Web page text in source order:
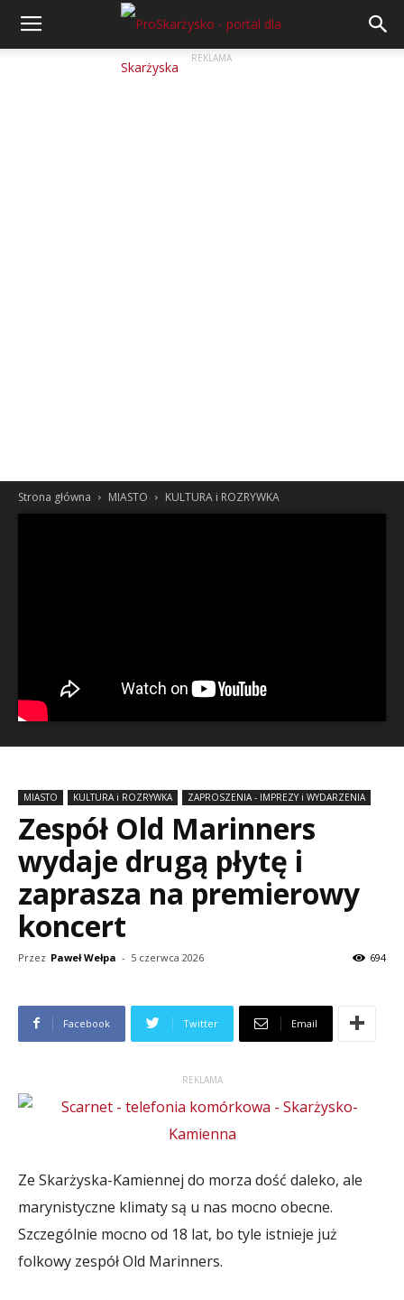
REKLAMA
Strona główna MIASTO KULTURA i ROZRYWKA
MIASTO KULTURA i ROZRYWKA ZAPROSZENIA - IMPREZY i WYDARZENIA
Zespół Old Marinners
wydaje drugą płytę i
zaprasza na premierowy
koncert
Przez Paweł Wełpa - 5 czerwca 2026 694
Facebook Twitter Email
REKLAMA
Ze Skarżyska-Kamiennej do morza dość daleko, ale
marynistyczne klimaty są u nas mocno obecne.
Szczególnie mocno od 18 lat, bo tyle istnieje już
folkowy zespół Old Marinners.